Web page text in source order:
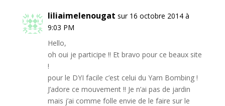
liliaimelenougat sur 16 octobre 2014 à
9:03 PM
Hello,
oh oui je participe !! Et bravo pour ce beaux site
!
pour le DYI facile c’est celui du Yarn Bombing !
J’adore ce mouvement !! Je n’ai pas de jardin
mais j’ai comme folle envie de le faire sur le